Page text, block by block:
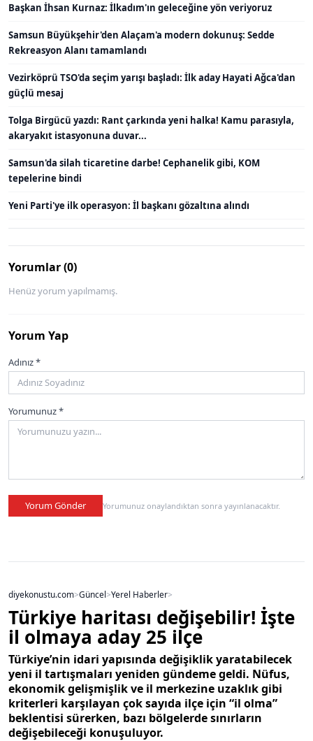
Başkan İhsan Kurnaz: İlkadım'ın geleceğine yön veriyoruz
Samsun Büyükşehir'den Alaçam'a modern dokunuş: Sedde
Rekreasyon Alanı tamamlandı
Vezirköprü TSO'da seçim yarışı başladı: İlk aday Hayati Ağca'dan
güçlü mesaj
Tolga Birgücü yazdı: Rant çarkında yeni halka! Kamu parasıyla,
akaryakıt istasyonuna duvar...
Samsun'da silah ticaretine darbe! Cephanelik gibi, KOM
tepelerine bindi
Yeni Parti'ye ilk operasyon: İl başkanı gözaltına alındı
Yorumlar (0)
Henüz yorum yapılmamış.
Yorum Yap
Adınız *
Yorumunuz *
Yorum Gönder Yorumunuz onaylandıktan sonra yayınlanacaktır.
diyekonustu.com>Güncel>Yerel Haberler>
Türkiye haritası değişebilir! İşte
il olmaya aday 25 ilçe
Türkiye’nin idari yapısında değişiklik yaratabilecek
yeni il tartışmaları yeniden gündeme geldi. Nüfus,
ekonomik gelişmişlik ve il merkezine uzaklık gibi
kriterleri karşılayan çok sayıda ilçe için “il olma”
beklentisi sürerken, bazı bölgelerde sınırların
değişebileceği konuşuluyor.